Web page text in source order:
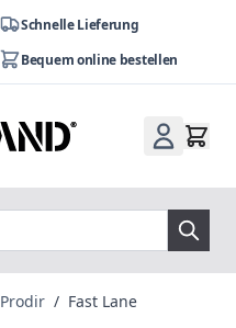
Schnelle Lieferung
Bequem online bestellen
Prodir / Fast Lane